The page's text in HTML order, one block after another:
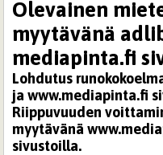
Olevainen
myytävänä
mediapinta.fi
Lohdutus
ja www.mediapinta.fi
Riippuvuuden
myytävänä
sivustoilla.